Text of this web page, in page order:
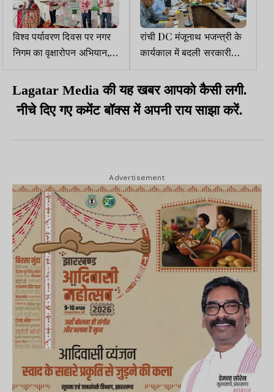
विश्व पर्यावरण दिवस पर नगर
निगम का वृक्षारोपन अभियान,
मेयर बोलीं- हर व्यक्ति लगाए
एक पौधा
रांची DC मंजूनाथ भजन्त्री के
कार्यकाल में बदली सरकारी
कार्यालयों की तस्वीर
Lagatar Media की यह खबर आपको कैसी लगी.
नीचे दिए गए कमेंट बॉक्स में अपनी राय साझा करें.
Advertisement